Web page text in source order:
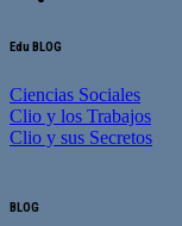
Edu BLOG
Ciencias Sociales
Clio y los Trabajos
Clio y sus Secretos
BLOG